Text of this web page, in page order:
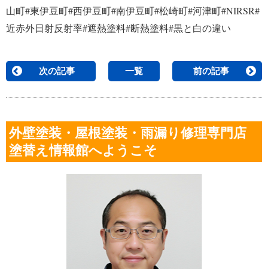
山町#東伊豆町#西伊豆町#南伊豆町#松崎町#河津町#NIRSR#
近赤外日射反射率#遮熱塗料#断熱塗料#黒と白の違い
次の記事 一覧 前の記事
外壁塗装・屋根塗装・雨漏り修理専門店
塗替え情報館へようこそ